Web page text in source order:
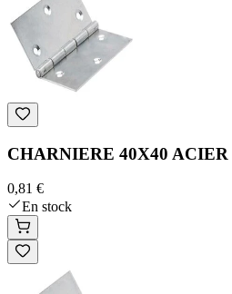
CHARNIERE 40X40
0,81 €
En stock